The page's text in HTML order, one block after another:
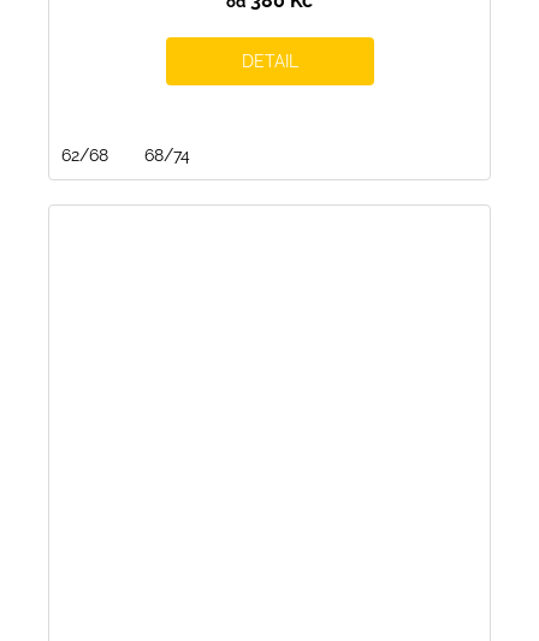
DETAIL
62/68 68/74